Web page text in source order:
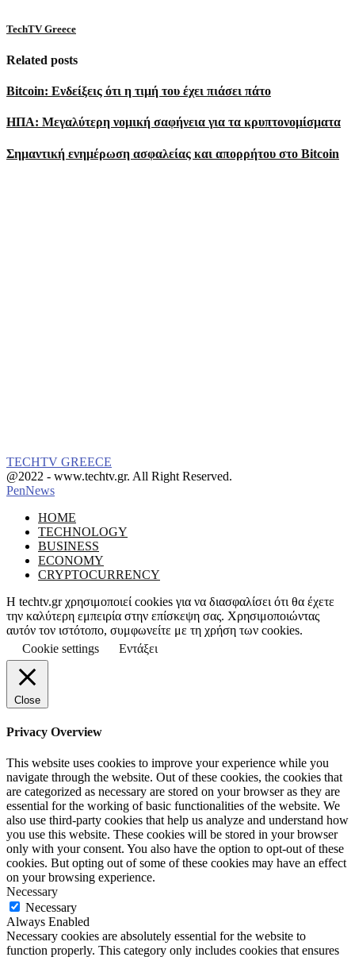
TechTV Greece
Related posts
Bitcoin: Ενδείξεις ότι η τιμή του έχει πιάσει πάτο
ΗΠΑ: Μεγαλύτερη νομική σαφήνεια για τα κρυπτονομίσματα
Σημαντική ενημέρωση ασφαλείας και απορρήτου στο Bitcoin
TECHTV GREECE
Facebook
Instagram
@2022 - www.techtv.gr. All Right Reserved.
PenNews
HOME
TECHNOLOGY
BUSINESS
ECONOMY
CRYPTOCURRENCY
Η techtv.gr χρησιμοποιεί cookies για να διασφαλίσει ότι θα έχετε
την καλύτερη εμπειρία στην επίσκεψη σας. Χρησιμοποιώντας
αυτόν τον ιστότοπο, συμφωνείτε με τη χρήση των cookies.
Cookie settings
Εντάξει
Close
Privacy Overview
This website uses cookies to improve your experience while you
navigate through the website. Out of these cookies, the cookies that
are categorized as necessary are stored on your browser as they are
essential for the working of basic functionalities of the website. We
also use third-party cookies that help us analyze and understand how
you use this website. These cookies will be stored in your browser
only with your consent. You also have the option to opt-out of these
cookies. But opting out of some of these cookies may have an effect
on your browsing experience.
Necessary
Necessary
Always Enabled
Necessary cookies are absolutely essential for the website to
function properly. This category only includes cookies that ensures